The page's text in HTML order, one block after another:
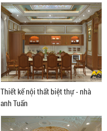
Thiết kế nội thất biệt thự - nhà
anh Tuấn